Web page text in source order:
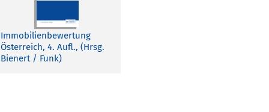
Immobilienbewertung
Österreich, 4. Aufl., (Hrsg.
Bienert / Funk)